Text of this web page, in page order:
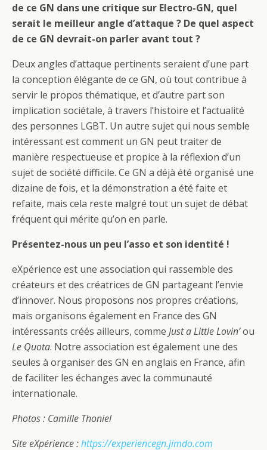
de ce GN dans une critique sur Electro-GN, quel
serait le meilleur angle d’attaque ? De quel aspect
de ce GN devrait-on parler avant tout ?
Deux angles d’attaque pertinents seraient d’une part
la conception élégante de ce GN, où tout contribue à
servir le propos thématique, et d’autre part son
implication sociétale, à travers l’histoire et l’actualité
des personnes LGBT. Un autre sujet qui nous semble
intéressant est comment un GN peut traiter de
manière respectueuse et propice à la réflexion d’un
sujet de société difficile. Ce GN a déjà été organisé une
dizaine de fois, et la démonstration a été faite et
refaite, mais cela reste malgré tout un sujet de débat
fréquent qui mérite qu’on en parle.
Présentez-nous un peu l’asso et son identité !
eXpérience est une association qui rassemble des
créateurs et des créatrices de GN partageant l’envie
d’innover. Nous proposons nos propres créations,
mais organisons également en France des GN
intéressants créés ailleurs, comme Just a Little Lovin’ou
Le Quota. Notre association est également une des
seules à organiser des GN en anglais en France, afin
de faciliter les échanges avec la communauté
internationale.
Photos : Camille Thoniel
Site eXpérience :https://experiencegn.jimdo.com